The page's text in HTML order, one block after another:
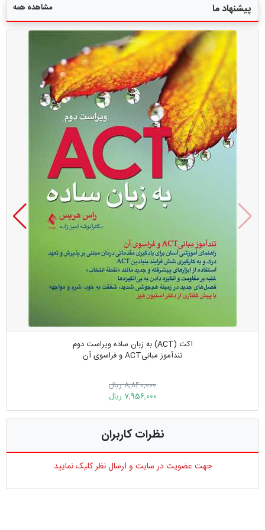
پیشنهاد ما مشاهده همه
اکت (ACT) به زبان ساده ویراست دوم
تندآموز مبانیACT و فراسوی آن
8,840,000 ریال
7,956,000 ریال
نظرات کاربران
جهت عضویت در سایت و ارسال نظر کلیک نمایید